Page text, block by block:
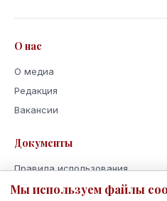
О нас
О медиа
Редакция
Вакансии
Документы
Правила использования
Политика
Мы используем файлы